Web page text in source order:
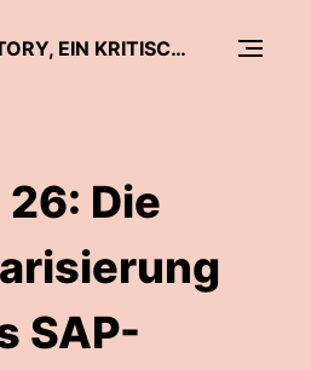
E3-COVERSTORY, EIN KRITISCHER SAP-DISKURS
Die
SAP-